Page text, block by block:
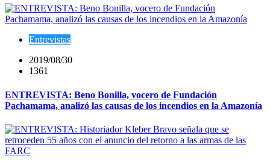
Entrevistas
2019/08/30
1361
ENTREVISTA: Beno Bonilla, vocero de Fundación
Pachamama, analizó las causas de los incendios en la Amazonía